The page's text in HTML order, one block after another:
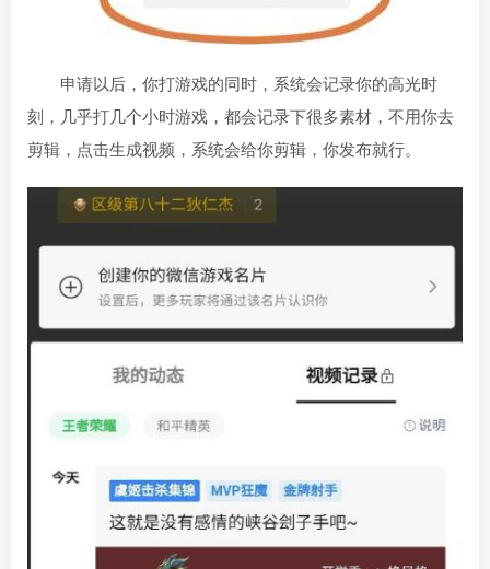
申请以后，你打游戏的同时，系统会记录你的高光时
刻，几乎打几个小时游戏，都会记录下很多素材，不用你去
剪辑，点击生成视频，系统会给你剪辑，你发布就行。